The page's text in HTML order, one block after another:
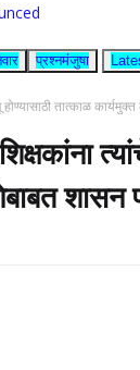
प्रश्नमंजुषा
तात्काळ
शासन